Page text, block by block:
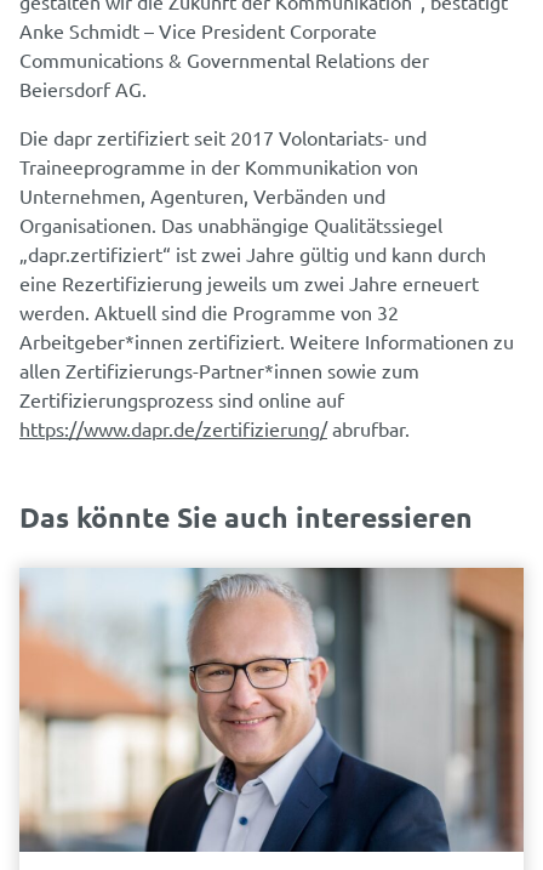
Anke Schmidt – Vice President Corporate
Communications & Governmental Relations der
Beiersdorf AG.
Die dapr zertifiziert seit 2017 Volontariats- und
Traineeprogramme in der Kommunikation von
Unternehmen, Agenturen, Verbänden und
Organisationen. Das unabhängige Qualitätssiegel
„dapr.zertifiziert“ ist zwei Jahre gültig und kann durch
eine Rezertifizierung jeweils um zwei Jahre erneuert
werden. Aktuell sind die Programme von 32
Arbeitgeber*innen zertifiziert. Weitere Informationen zu
allen Zertifizierungs-Partner*innen sowie zum
Zertifizierungsprozess sind online auf
https://www.dapr.de/zertifizierung/abrufbar.
Das könnte Sie auch interessieren